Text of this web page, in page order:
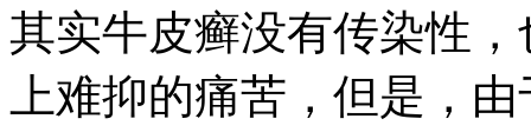
其实牛皮癣没有传染性
上难抑的痛苦，但是，